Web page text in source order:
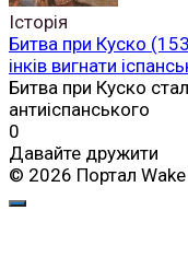
Історія
Битва при Куско
інків вигнати
Битва при Куско
антиіспанського
0
Давайте дружити
© 2026 Портал